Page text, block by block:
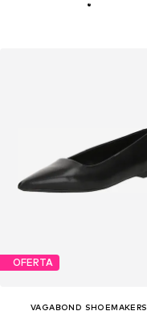
OFERTA
VAGABOND SHOEMAKERS